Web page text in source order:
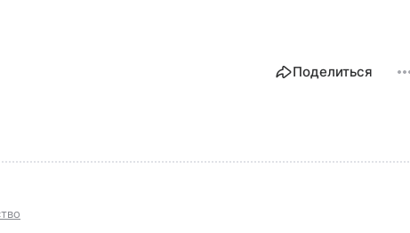
Поделиться